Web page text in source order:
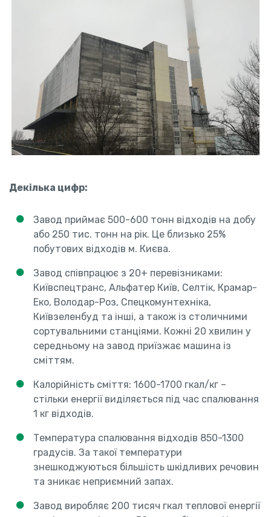
Декілька цифр:
Завод приймає 500-600 тонн відходів на добу
або 250 тис. тонн на рік. Це близько 25%
побутових відходів м. Києва.
Завод співпрацює з 20+ перевізниками:
Київспецтранс, Альфатер Київ, Селтік, Крамар-
Еко, Володар-Роз, Спецкомунтехніка,
Київзеленбуд та інші, а також із столичними
сортувальними станціями. Кожні 20 хвилин у
середньому на завод приїзжає машина із
сміттям.
Калорійність сміття: 1600-1700 гкал/кг –
стільки енергії виділяється під час спалювання
1 кг відходів.
Температура спалювання відходів 850-1300
градусів. За такої температури
знешкоджуються більшість шкідливих речовин
та зникає неприємний запах.
Завод виробляє 200 тисяч гкал теплової енергії